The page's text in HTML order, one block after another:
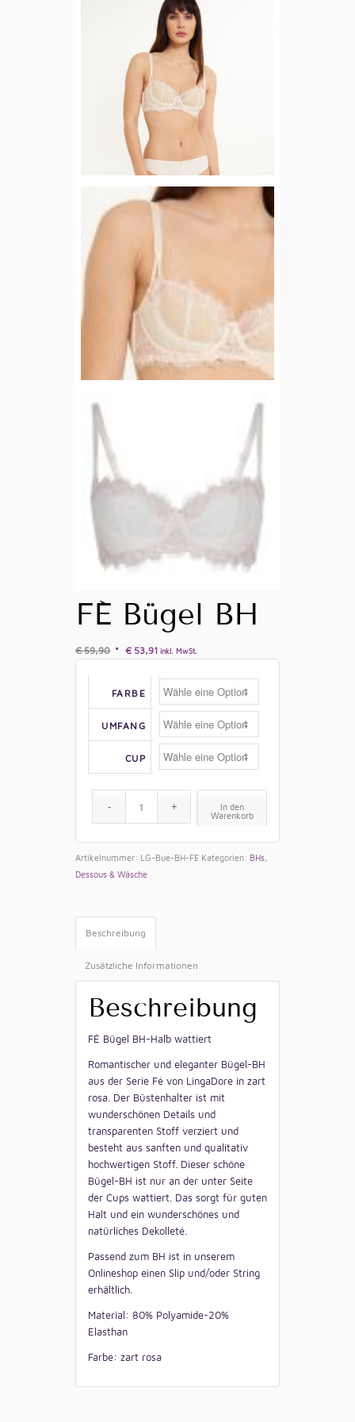
FÉ Bügel BH
€59,90 € 53,91 inkl. MwSt.
FARBE
UMFANG
CUP
In den
Warenkorb
Artikelnummer: LG-Bue-BH-FE Kategorien: BHs,
Dessous & Wäsche
Beschreibung
Zusätzliche Informationen
Beschreibung
FÉ Bügel BH-Halb wattiert
Romantischer und eleganter Bügel-BH
aus der Serie Fé von LingaDore in zart
rosa. Der Büstenhalter ist mit
wunderschönen Details und
transparenten Stoff verziert und
besteht aus sanften und qualitativ
hochwertigen Stoff. Dieser schöne
Bügel-BH ist nur an der unter Seite
der Cups wattiert. Das sorgt für guten
Halt und ein wunderschönes und
natürliches Dekolleté.
Passend zum BH ist in unserem
Onlineshop einen Slip und/oder String
erhältlich.
Material: 80% Polyamide-20%
Elasthan
Farbe: zart rosa